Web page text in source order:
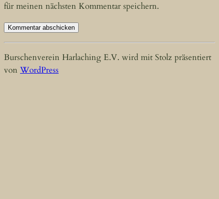
für meinen nächsten Kommentar speichern.
Burschenverein Harlaching E.V. wird mit Stolz präsentiert
von WordPress